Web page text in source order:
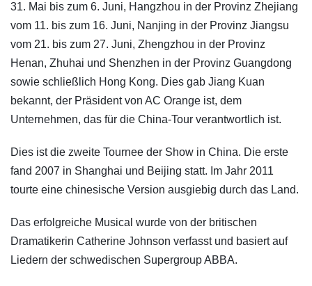
31. Mai bis zum 6. Juni, Hangzhou in der Provinz Zhejiang
vom 11. bis zum 16. Juni, Nanjing in der Provinz Jiangsu
vom 21. bis zum 27. Juni, Zhengzhou in der Provinz
Henan, Zhuhai und Shenzhen in der Provinz Guangdong
sowie schließlich Hong Kong. Dies gab Jiang Kuan
bekannt, der Präsident von AC Orange ist, dem
Unternehmen, das für die China-Tour verantwortlich ist.
Dies ist die zweite Tournee der Show in China. Die erste
fand 2007 in Shanghai und Beijing statt. Im Jahr 2011
tourte eine chinesische Version ausgiebig durch das Land.
Das erfolgreiche Musical wurde von der britischen
Dramatikerin Catherine Johnson verfasst und basiert auf
Liedern der schwedischen Supergroup ABBA.